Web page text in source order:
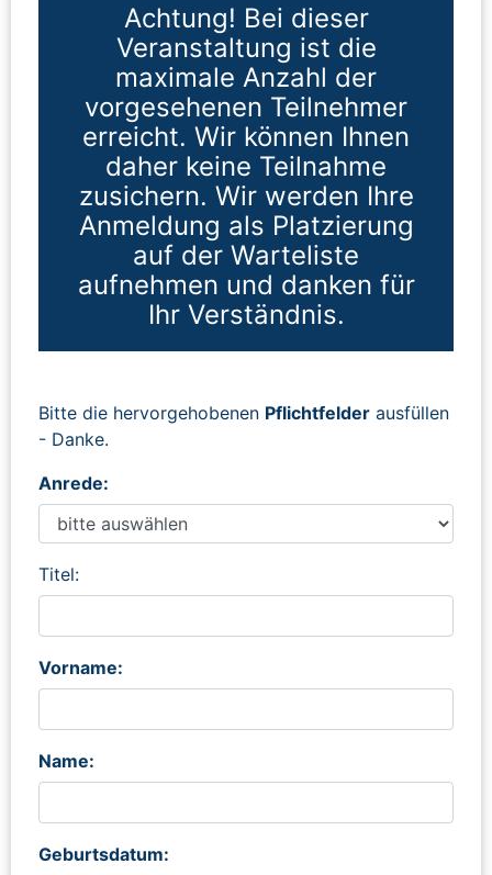
Achtung! Bei dieser
Veranstaltung ist die
maximale Anzahl der
vorgesehenen Teilnehmer
erreicht. Wir können Ihnen
daher keine Teilnahme
zusichern. Wir werden Ihre
Anmeldung als Platzierung
auf der Warteliste
aufnehmen und danken für
Ihr Verständnis.
Bitte die hervorgehobenen Pflichtfelder ausfüllen
- Danke.
Anrede:
Titel:
Vorname:
Name:
Geburtsdatum: